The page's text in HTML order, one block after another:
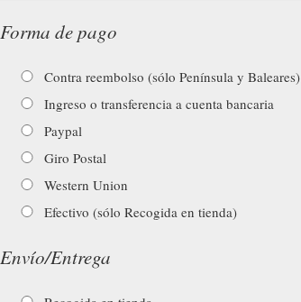
Forma de pago
Contra reembolso (sólo Península y Baleares)
Ingreso o transferencia a cuenta bancaria
Paypal
Giro Postal
Western Union
Efectivo (sólo Recogida en tienda)
Envío/Entrega